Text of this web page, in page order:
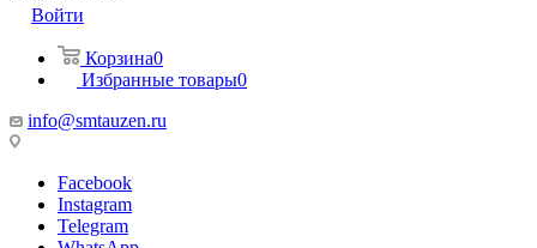
Войти
Корзина0
Избранные товары0
info@smtauzen.ru
Facebook
Instagram
Telegram